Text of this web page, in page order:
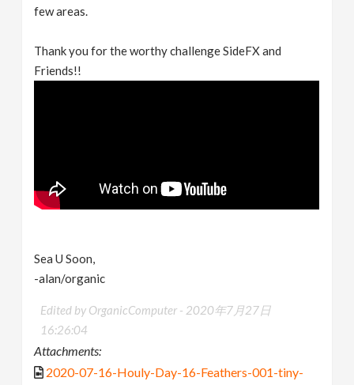
few areas.
Thank you for the worthy challenge SideFX and
Friends!!
Sea U Soon,
-alan/organic
Edited by OrganicComputer - 2020年7月27日
16:26:04
Attachments:
2020-07-16-Houly-Day-16-Feathers-001-tiny-